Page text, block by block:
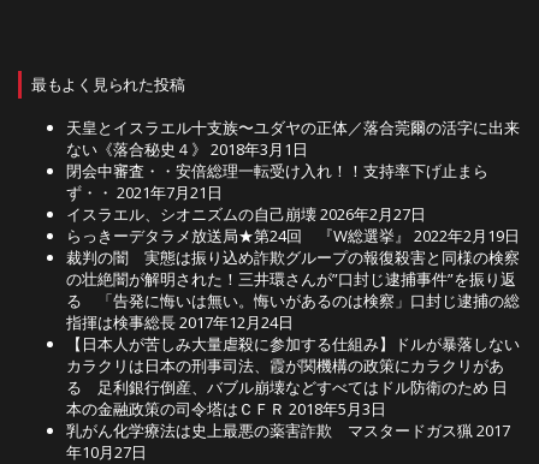
最もよく見られた投稿
天皇とイスラエル十支族〜ユダヤの正体／落合莞爾の活字に出来
ない《落合秘史４》 2018年3月1日
閉会中審査・・安倍総理一転受け入れ！！支持率下げ止まら
ず・・ 2021年7月21日
イスラエル、シオニズムの自己崩壊2026年2月27日
らっきーデタラメ放送局★第24回 『W総選挙』
2022年2月19日
裁判の闇 実態は振り込め詐欺グループの報復殺害と同様の検察
の壮絶闇が解明された！三井環さんが”口封じ逮捕事件”を振り返
る 「告発に悔いは無い。悔いがあるのは検察」口封じ逮捕の総
指揮は検事総長2017年12月24日
【日本人が苦しみ大量虐殺に参加する仕組み】ドルが暴落しない
カラクリは日本の刑事司法、霞が関機構の政策にカラクリがあ
る 足利銀行倒産、バブル崩壊などすべてはドル防衛のため 日
本の金融政策の司令塔はＣＦＲ 2018年5月3日
乳がん化学療法は史上最悪の薬害詐欺 マスタードガス猟 2017
年10月27日